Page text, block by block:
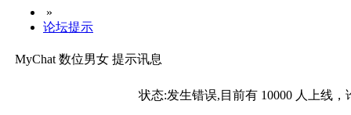
»
论坛提示
MyChat 数位男女 提示讯息
状态:发生错误,目前有 10000 人上线